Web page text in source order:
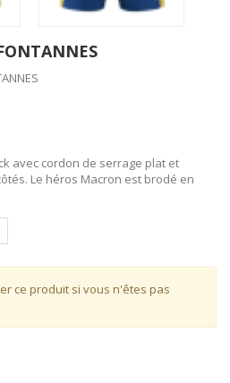
avec cordon de serrage plat et
Le héros Macron est brodé en
ce produit si vous n'êtes pas